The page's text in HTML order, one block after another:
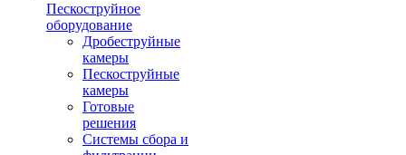
Пескоструйное
оборудование
Дробеструйные
камеры
Пескоструйные
камеры
Готовые
решения
Системы сбора и